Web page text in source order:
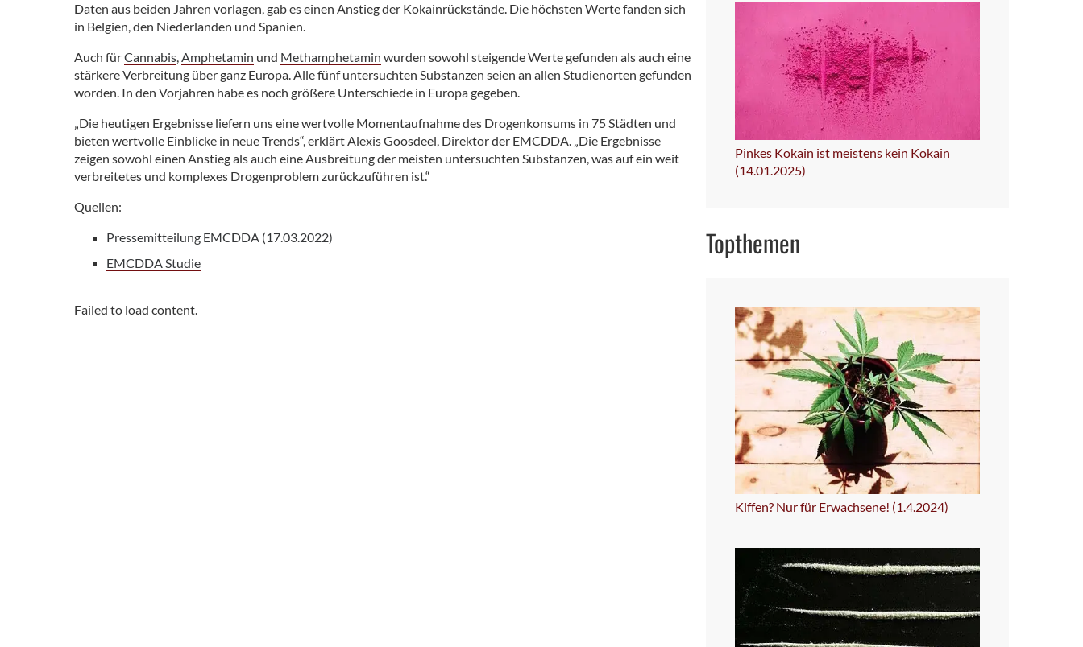
Daten aus beiden Jahren vorlagen, gab es einen Anstieg der Kokainrückstände. Die höchsten Werte fanden sich
in Belgien, den Niederlanden und Spanien.
Auch fürCannabis,Amphetamin und Methamphetamin wurden sowohl steigende Werte gefunden als auch eine
stärkere Verbreitung über ganz Europa. Alle fünf untersuchten Substanzen seien an allen Studienorten gefunden
worden. In den Vorjahren habe es noch größere Unterschiede in Europa gegeben.
„Die heutigen Ergebnisse liefern uns eine wertvolle Momentaufnahme des Drogenkonsums in 75 Städten und
bieten wertvolle Einblicke in neue Trends“, erklärt Alexis Goosdeel, Direktor der EMCDDA. „Die Ergebnisse
zeigen sowohl einen Anstieg als auch eine Ausbreitung der meisten untersuchten Substanzen, was auf ein weit
verbreitetes und komplexes Drogenproblem zurückzuführen ist.“
Quellen:
Pressemitteilung EMCDDA (17.03.2022)
EMCDDA Studie
Failed to load content.
Pinkes Kokain ist meistens kein Kokain
(14.01.2025)
Topthemen
Kiffen? Nur für Erwachsene! (1.4.2024)